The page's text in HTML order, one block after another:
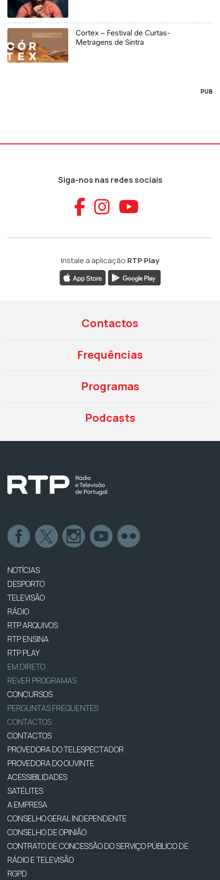
Cortex – Festival de Curtas-
Metragens de Sintra
PUB
Siga-nos nas redes sociais
Aceder ao
Aceder ao
Aceder
Instale a aplicação RTP Play
Contactos
Frequências
Programas
Podcasts
NOTÍCIAS
DESPORTO
TELEVISÃO
RÁDIO
RTP ARQUIVOS
RTP ENSINA
RTP PLAY
EM DIRETO
REVER PROGRAMAS
CONCURSOS
PERGUNTAS FREQUENTES
CONTACTOS
CONTACTOS
PROVEDORA DO TELESPECTADOR
PROVEDORA DO OUVINTE
ACESSIBILIDADES
SATÉLITES
A EMPRESA
CONSELHO GERAL INDEPENDENTE
CONSELHO DE OPINIÃO
CONTRATO DE CONCESSÃO DO SERVIÇO PÚBLICO DE
RÁDIO E TELEVISÃO
RGPD